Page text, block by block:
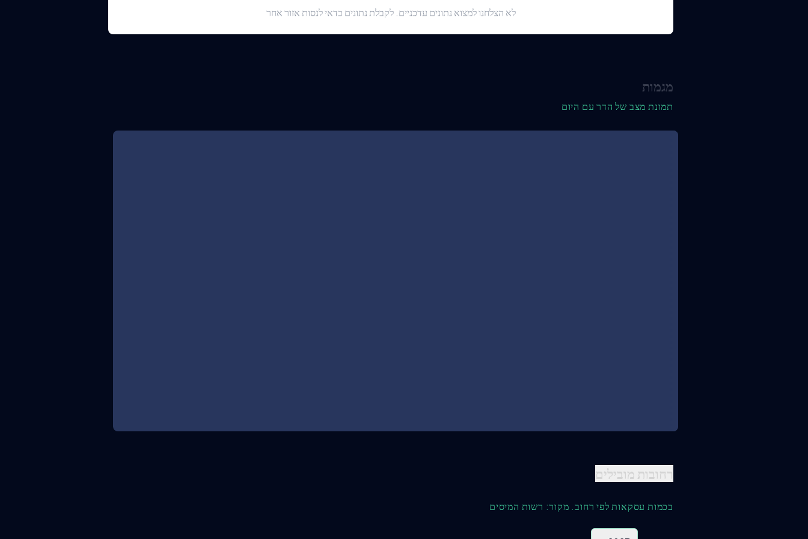
לא הצלחנו למצוא נתונים עדכניים. לקבלת נתונים כדאי לנסות אזור אחר
מגמות
תמונת מצב של הדר עם היום
רחובות מובילים
בכמות עסקאות לפי רחוב. מקור: רשות המיסים